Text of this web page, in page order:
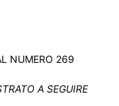
NUMERO 269
A SEGUIRE